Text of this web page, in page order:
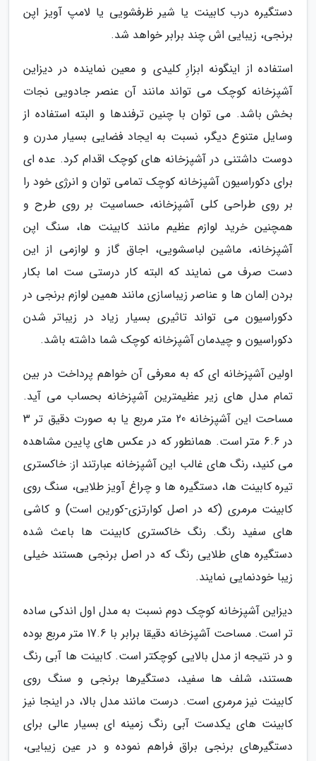
دستگیره درب کابینت یا شیر ظرفشویی یا لامپ آویز اپن
برنجی، زیبایی اش چند برابر خواهد شد.
استفاده از اینگونه ابزارِ کلیدی و معین نماینده در دیزاین
آشپزخانه کوچک می تواند مانند آن عنصر جادویی نجات
بخش باشد. می توان با چنین ترفندها و البته استفاده از
وسایل متنوع دیگر، نسبت به ایجاد فضایی بسیار مدرن و
دوست داشتنی در آشپزخانه های کوچک اقدام کرد. عده ای
برای دکوراسیون آشپزخانه کوچک تمامی توان و انرژی خود را
بر روی طراحی کلی آشپزخانه، حساسیت بر روی طرح و
همچنین خرید لوازم عظیم مانند کابینت ها، سنگ اپن
آشپزخانه، ماشین لباسشویی، اجاق گاز و لوازمی از این
دست صرف می نمایند که البته کار درستی ست اما بکار
بردن اِلمان ها و عناصر زیباسازی مانند همین لوازم برنجی در
دکوراسیون می تواند تاثیری بسیار زیاد در زیباتر شدن
دکوراسیون و چیدمان آشپزخانه کوچک شما داشته باشد.
اولین آشپزخانه ای که به معرفی آن خواهم پرداخت در بین
تمام مدل های زیر عظیمترین آشپزخانه بحساب می آید.
مساحت این آشپزخانه 20 متر مربع یا به صورت دقیق تر 3
در 6.6 متر است. همانطور که در عکس های پایین مشاهده
می کنید، رنگ های غالب این آشپزخانه عبارتند از: خاکستری
تیره کابینت ها، دستگیره ها و چراغ آویز طلایی، سنگ روی
کابینت مرمری (که در اصل کوارتزی-کورین است) و کاشی
های سفید رنگ. رنگ خاکستری کابینت ها باعث شده
دستگیره های طلایی رنگ که در اصل برنجی هستند خیلی
زیبا خودنمایی نمایند.
دیزاین آشپزخانه کوچک دوم نسبت به مدل اول اندکی ساده
تر است. مساحت آشپزخانه دقیقا برابر با 17.6 متر مربع بوده
و در نتیجه از مدل بالایی کوچکتر است. کابینت ها آبی رنگ
هستند، شلف ها سفید، دستگیرها برنجی و سنگ روی
کابینت نیز مرمری است. درست مانند مدل بالا، در اینجا نیز
کابینت های یکدست آبی رنگ زمینه ای بسیار عالی برای
دستگیرهای برنجی براق فراهم نموده و در عین زیبایی،